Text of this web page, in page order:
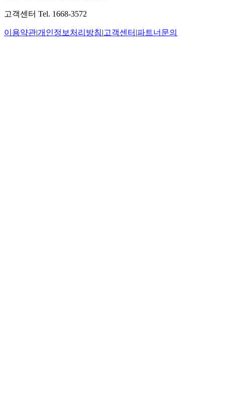
고객센터 Tel. 1668-3572
이용약관|개인정보처리방침|고객센터 |파트너문의